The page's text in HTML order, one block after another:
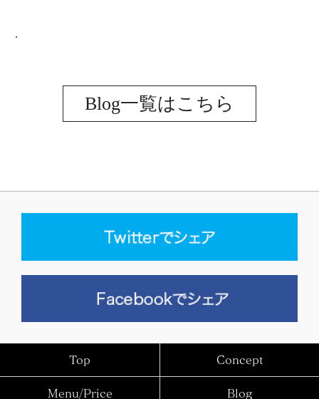
.
Blog一覧はこちら
Top Concept
Menu/Price Blog